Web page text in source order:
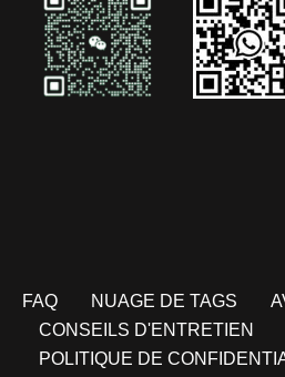
FAQ NUAGE DE TAGS
CONSEILS D'ENTRETIEN
POLITIQUE DE